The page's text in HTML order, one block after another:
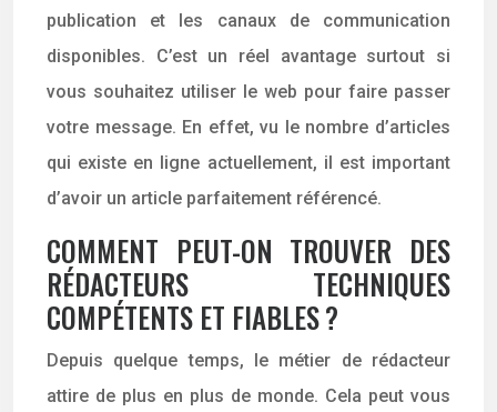
publication et les canaux de communication
disponibles. C’est un réel avantage surtout si
vous souhaitez utiliser le web pour faire passer
votre message. En effet, vu le nombre d’articles
qui existe en ligne actuellement, il est important
d’avoir un article parfaitement référencé.
COMMENT PEUT-ON TROUVER DES
RÉDACTEURS TECHNIQUES
COMPÉTENTS ET FIABLES ?
Depuis quelque temps, le métier de rédacteur
attire de plus en plus de monde. Cela peut vous